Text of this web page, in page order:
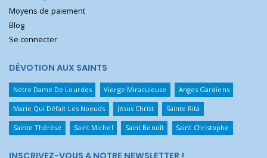
Moyens de paiement
Blog
Se connecter
DÉVOTION AUX SAINTS
Notre Dame De Lourdes Vierge Miraculeuse Anges Gardiens
Marie Qui Défait Les Noeuds Jésus Christ Sainte Rita
Sainte Thérèse Saint Michel Saint Benoît Saint Christophe
INSCRIVEZ-VOUS A NOTRE NEWSLETTER !